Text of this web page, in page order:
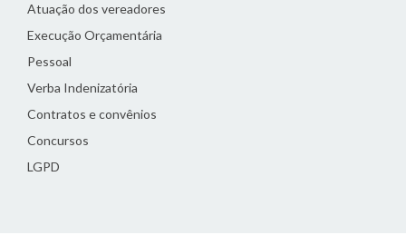
Atuação dos vereadores
Execução Orçamentária
Pessoal
Verba Indenizatória
Contratos e convênios
Concursos
LGPD